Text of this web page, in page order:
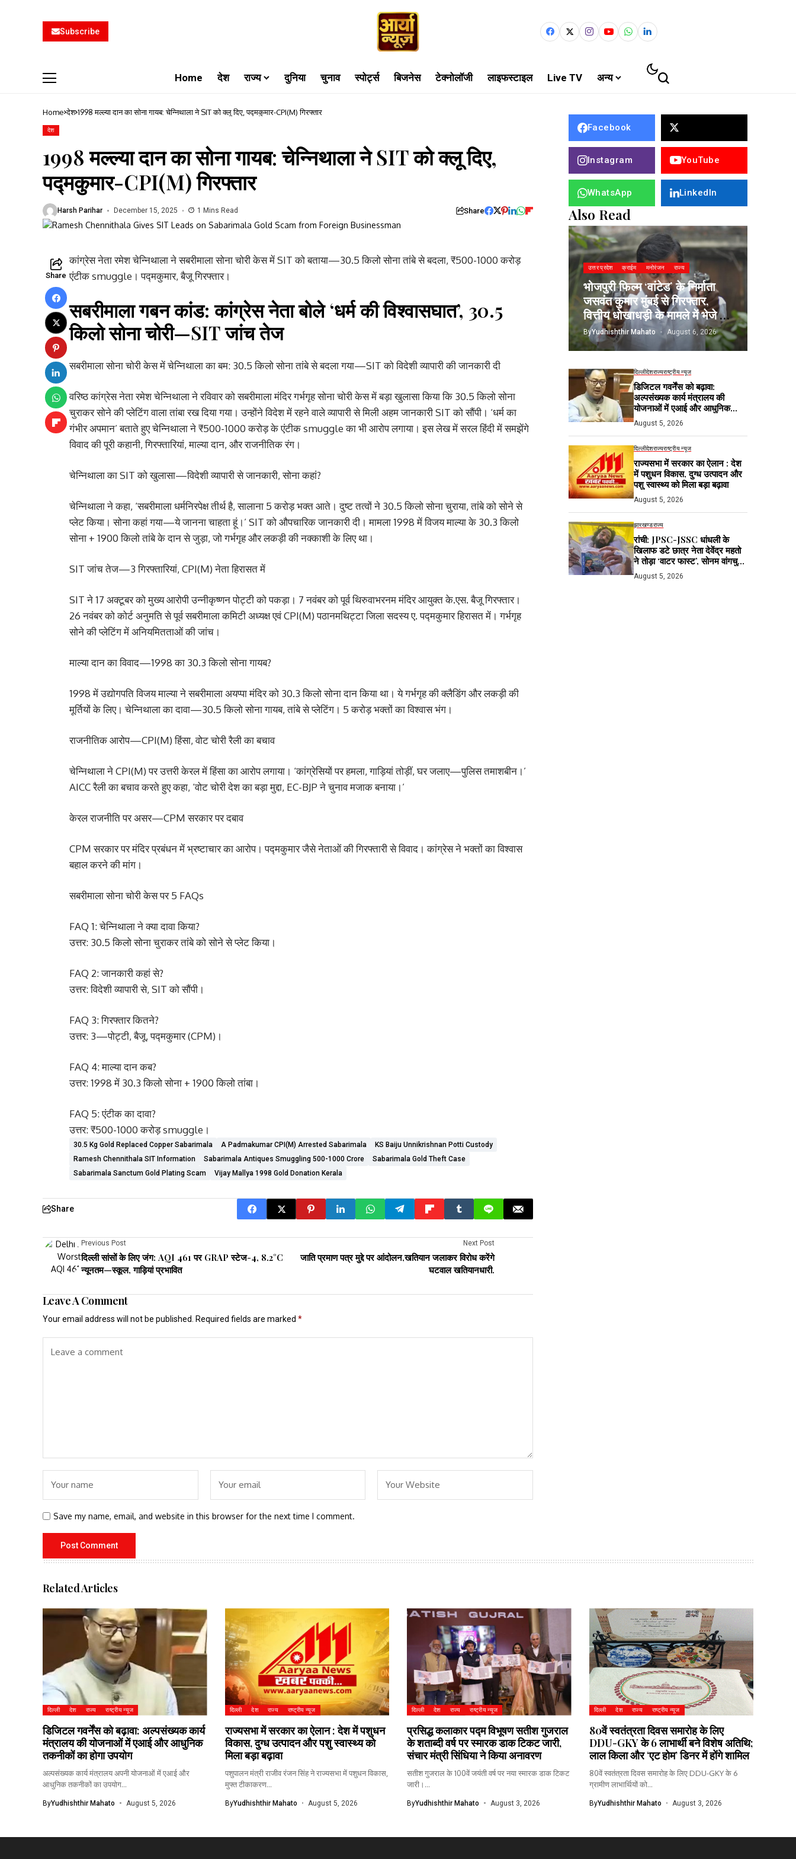
Subscribe
Home देश राज्य दुनिया चुनाव स्पोर्ट्स बिजनेस टेक्नोलॉजी लाइफस्टाइल Live TV अन्य
Home देश 1998 मल्ल्या दान का सोना गायब: चेन्निथाला ने SIT को क्लू दिए, पद्मकुमार-CPI(M) गिरफ्तार
देश
1998 मल्ल्या दान का सोना गायब: चेन्निथाला ने SIT को क्लू दिए,
पद्मकुमार-CPI(M) गिरफ्तार
Harsh Parihar December 15, 2025 1 Mins Read Share
Share
कांग्रेस नेता रमेश चेन्निथाला ने सबरीमाला सोना चोरी केस में SIT को बताया—30.5 किलो सोना तांबे से बदला, ₹500-1000 करोड़
एंटीक smuggle। पद्मकुमार, बैजू गिरफ्तार।
सबरीमाला गबन कांड: कांग्रेस नेता बोले ‘धर्म की विश्वासघात’, 30.5
किलो सोना चोरी—SIT जांच तेज
सबरीमाला सोना चोरी केस में चेन्निथाला का बम: 30.5 किलो सोना तांबे से बदला गया—SIT को विदेशी व्यापारी की जानकारी दी
वरिष्ठ कांग्रेस नेता रमेश चेन्निथाला ने रविवार को सबरीमाला मंदिर गर्भगृह सोना चोरी केस में बड़ा खुलासा किया कि 30.5 किलो सोना
चुराकर सोने की प्लेटिंग वाला तांबा रख दिया गया। उन्होंने विदेश में रहने वाले व्यापारी से मिली अहम जानकारी SIT को सौंपी। ‘धर्म का
गंभीर अपमान’ बताते हुए चेन्निथाला ने ₹500-1000 करोड़ के एंटीक smuggle का भी आरोप लगाया। इस लेख में सरल हिंदी में समझेंगे
विवाद की पूरी कहानी, गिरफ्तारियां, माल्या दान, और राजनीतिक रंग।
चेन्निथाला का SIT को खुलासा—विदेशी व्यापारी से जानकारी, सोना कहां?
चेन्निथाला ने कहा, ‘सबरीमाला धर्मनिरपेक्ष तीर्थ है, सालाना 5 करोड़ भक्त आते। दुष्ट तत्वों ने 30.5 किलो सोना चुराया, तांबे को सोने से
प्लेट किया। सोना कहां गया—ये जानना चाहता हूं।’ SIT को औपचारिक जानकारी दी। मामला 1998 में विजय माल्या के 30.3 किलो
सोना + 1900 किलो तांबे के दान से जुड़ा, जो गर्भगृह और लकड़ी की नक्काशी के लिए था।
SIT जांच तेज—3 गिरफ्तारियां, CPI(M) नेता हिरासत में
SIT ने 17 अक्टूबर को मुख्य आरोपी उन्नीकृष्णन पोट्टी को पकड़ा। 7 नवंबर को पूर्व थिरुवाभरनम मंदिर आयुक्त के.एस. बैजू गिरफ्तार।
26 नवंबर को कोर्ट अनुमति से पूर्व सबरीमाला कमिटी अध्यक्ष एवं CPI(M) पठानमथिट्टा जिला सदस्य ए. पद्मकुमार हिरासत में। गर्भगृह
सोने की प्लेटिंग में अनियमितताओं की जांच।
माल्या दान का विवाद—1998 का 30.3 किलो सोना गायब?
1998 में उद्योगपति विजय माल्या ने सबरीमाला अयप्पा मंदिर को 30.3 किलो सोना दान किया था। ये गर्भगृह की क्लैडिंग और लकड़ी की
मूर्तियों के लिए। चेन्निथाला का दावा—30.5 किलो सोना गायब, तांबे से प्लेटिंग। 5 करोड़ भक्तों का विश्वास भंग।
राजनीतिक आरोप—CPI(M) हिंसा, वोट चोरी रैली का बचाव
चेन्निथाला ने CPI(M) पर उत्तरी केरल में हिंसा का आरोप लगाया। ‘कांग्रेसियों पर हमला, गाड़ियां तोड़ीं, घर जलाए—पुलिस तमाशबीन।’
AICC रैली का बचाव करते हुए कहा, ‘वोट चोरी देश का बड़ा मुद्दा, EC-BJP ने चुनाव मजाक बनाया।’
केरल राजनीति पर असर—CPM सरकार पर दबाव
CPM सरकार पर मंदिर प्रबंधन में भ्रष्टाचार का आरोप। पद्मकुमार जैसे नेताओं की गिरफ्तारी से विवाद। कांग्रेस ने भक्तों का विश्वास
बहाल करने की मांग।
सबरीमाला सोना चोरी केस पर 5 FAQs
FAQ 1: चेन्निथाला ने क्या दावा किया?
उत्तर: 30.5 किलो सोना चुराकर तांबे को सोने से प्लेट किया।
FAQ 2: जानकारी कहां से?
उत्तर: विदेशी व्यापारी से, SIT को सौंपी।
FAQ 3: गिरफ्तार कितने?
उत्तर: 3—पोट्टी, बैजू, पद्मकुमार (CPM)।
FAQ 4: माल्या दान कब?
उत्तर: 1998 में 30.3 किलो सोना + 1900 किलो तांबा।
FAQ 5: एंटीक का दावा?
उत्तर: ₹500-1000 करोड़ smuggle।
30.5 Kg Gold Replaced Copper Sabarimala A Padmakumar CPI(M) Arrested Sabarimala
KS Baiju Unnikrishnan Potti Custody
Ramesh Chennithala SIT Information
Sabarimala Antiques Smuggling ₹500-1000 Crore
Sabarimala Gold Theft Case
Sabarimala Sanctum Gold Plating Scam
Vijay Mallya 1998 Gold Donation Kerala
Share
Previous Post
दिल्ली सांसों के लिए जंग: AQI 461 पर GRAP स्टेज-4, 8.2°C
न्यूनतम—स्कूल, गाड़ियां प्रभावित
Next Post
जाति प्रमाण पत्र मुद्दे पर आंदोलन,खतियान जलाकर विरोध करेंगे
घटवाल खतियानधारी.
Leave A Comment
Your email address will not be published. Required fields are marked *
Save my name, email, and website in this browser for the next time I comment.
Facebook
Instagram YouTube
WhatsApp LinkedIn
Also Read
उत्तर प्रदेश क्राईम मनोरंजन राज्य
भोजपुरी फिल्म ‘वांटेड’ के निर्माता
जसवंत कुमार मुंबई से गिरफ्तार,
वित्तीय धोखाधड़ी के मामले में भेजे गए
जेल
ByYudhishthir Mahato August 6, 2026
दिल्लीदेशराज्यराष्ट्रीय न्यूज
डिजिटल गवर्नेंस को बढ़ावा:
अल्पसंख्यक कार्य मंत्रालय की
योजनाओं में एआई और आधुनिक
तकनीकों का होगा उपयोग
August 5, 2026
दिल्लीदेशराज्यराष्ट्रीय न्यूज
राज्यसभा में सरकार का ऐलान : देश
में पशुधन विकास, दुग्ध उत्पादन और
पशु स्वास्थ्य को मिला बड़ा बढ़ावा
August 5, 2026
झारखण्डराज्य
रांची: JPSC-JSSC धांधली के
खिलाफ डटे छात्र नेता देवेंद्र महतो
ने तोड़ा ‘वाटर फास्ट’, सोनम वांगचुक
से लाइव बात के बाद मानी अपील; भूख
हड़ताल जारी
August 5, 2026
Related Articles
दिल्ली देश राज्य राष्ट्रीय न्यूज
डिजिटल गवर्नेंस को बढ़ावा: अल्पसंख्यक कार्य
मंत्रालय की योजनाओं में एआई और आधुनिक
तकनीकों का होगा उपयोग
अल्पसंख्यक कार्य मंत्रालय अपनी योजनाओं में एआई और
आधुनिक तकनीकों का उपयोग...
ByYudhishthir Mahato August 5, 2026
दिल्ली देश राज्य राष्ट्रीय न्यूज
राज्यसभा में सरकार का ऐलान : देश में पशुधन
विकास, दुग्ध उत्पादन और पशु स्वास्थ्य को
मिला बड़ा बढ़ावा
पशुपालन मंत्री राजीव रंजन सिंह ने राज्यसभा में पशुधन विकास,
मुफ्त टीकाकरण...
ByYudhishthir Mahato August 5, 2026
दिल्ली देश राज्य राष्ट्रीय न्यूज
प्रसिद्ध कलाकार पद्म विभूषण सतीश गुजराल
के शताब्दी वर्ष पर स्मारक डाक टिकट जारी,
संचार मंत्री सिंधिया ने किया अनावरण
सतीश गुजराल के 100वें जयंती वर्ष पर नया स्मारक डाक टिकट
जारी।...
ByYudhishthir Mahato August 3, 2026
दिल्ली देश राज्य राष्ट्रीय न्यूज
80वें स्वतंत्रता दिवस समारोह के लिए
DDU-GKY के 6 लाभार्थी बने विशेष अतिथि;
लाल किला और ‘एट होम’ डिनर में होंगे शामिल
80वें स्वतंत्रता दिवस समारोह के लिए DDU-GKY के 6
ग्रामीण लाभार्थियों को...
ByYudhishthir Mahato August 3, 2026